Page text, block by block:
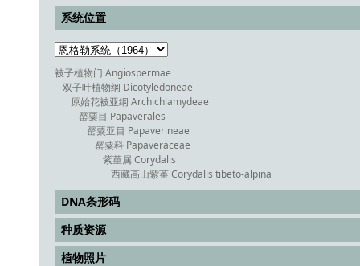
系统位置
被子植物门 Angiospermae
双子叶植物纲 Dicotyledoneae
原始花被亚纲 Archichlamydeae
罂粟目 Papaverales
罂粟亚目 Papaverineae
罂粟科 Papaveraceae
紫堇属 Corydalis
西藏高山紫堇 Corydalis tibeto-alpina
DNA条形码
种质资源
植物照片